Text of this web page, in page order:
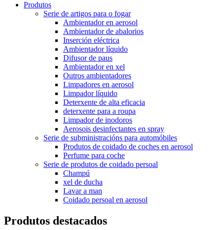
Produtos
Serie de artigos para o fogar
Ambientador en aerosol
Ambientador de abalorios
Inserción eléctrica
Ambientador líquido
Difusor de paus
Ambientador en xel
Outros ambientadores
Limpadores en aerosol
Limpador líquido
Deterxente de alta eficacia
deterxente para a roupa
Limpador de inodoros
Aerosois desinfectantes en spray
Serie de subministracións para automóbiles
Produtos de coidado de coches en aerosol
Perfume para coche
Serie de produtos de coidado persoal
Champú
xel de ducha
Lavar a man
Coidado persoal en aerosol
Produtos destacados